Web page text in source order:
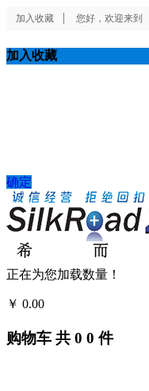
加入收藏 您好，欢迎来到
加入收藏
确定
正在为您加载数量！
￥ 0.00
购物车 共 0 0 件